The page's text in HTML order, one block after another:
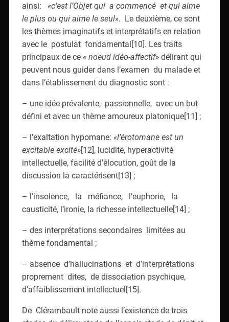
ainsi:
«c’est l’Objet qui a commencé et qui aime
le plus ou qui aime le seul». Le deuxième, ce sont
les thèmes imaginatifs et interprétatifs en relation
avec le postulat fondamental[10]. Les traits
principaux de ce « noeud idéo-affectif» délirant qui
peuvent nous guider dans l’examen du malade et
dans l’établissement du diagnostic sont :
– une idée prévalente, passionnelle, avec un but
défini et avec un thème amoureux platonique[11] ;
– l’exaltation hypomane: «l’érotomane est un
excitable excité»[12], lucidité, hyperactivité
intellectuelle, facilité d’élocution, goût de la
discussion la caractérisent[13] ;
– l’insolence, la méfiance, l’euphorie, la
causticité, l’ironie, la richesse intellectuelle[14] ;
– des interprétations secondaires limitées au
thème fondamental ;
– absence d’hallucinations et d’interprétations
proprement dites, de dissociation psychique,
d’affaiblissement intellectuel[15].
De Clérambault note aussi l’existence de trois